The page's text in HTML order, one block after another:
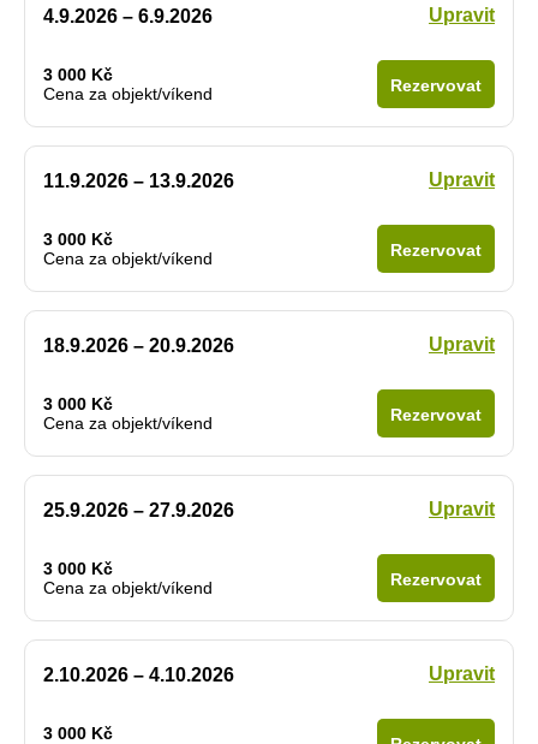
4.9.2026 – 6.9.2026 Upravit
3 000 Kč
Cena za objekt/víkend
Rezervovat
11.9.2026 – 13.9.2026 Upravit
3 000 Kč
Cena za objekt/víkend
Rezervovat
18.9.2026 – 20.9.2026 Upravit
3 000 Kč
Cena za objekt/víkend
Rezervovat
25.9.2026 – 27.9.2026 Upravit
3 000 Kč
Cena za objekt/víkend
Rezervovat
2.10.2026 – 4.10.2026 Upravit
3 000 Kč